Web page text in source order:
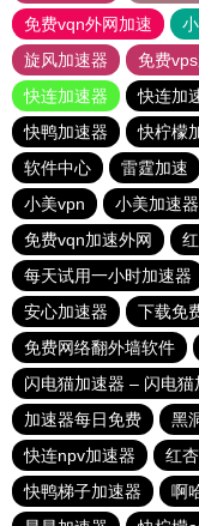
免费vqn外网加速
旋风加速器
免费
快连加速器
快连加
快鸭加速器
快柠檬
软件中心
雷霆加速
小美vpn
小美加速器
免费vqn加速外网
每天试用一小时加速器
安心加速器
下载免
免费网络翻外墙软件
闪电猫加速器 – 闪电
加速器每日免费
黑
快连npv加速器
红
快鸭梯子加速器
啊